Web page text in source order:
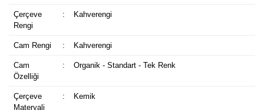
Çerçeve
Rengi
: Kahverengi
Cam Rengi : Kahverengi
Cam
Özelliği
: Organik - Standart - Tek Renk
Çerçeve
Materyali
: Kemik